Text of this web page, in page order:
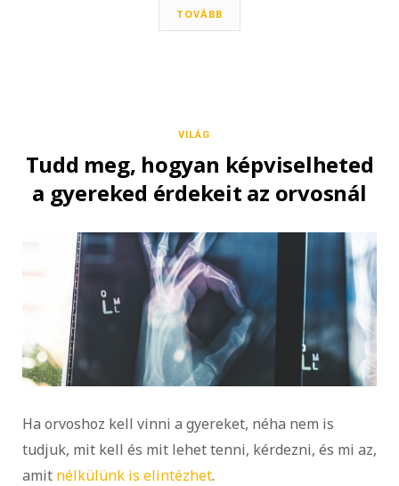
TOVÁBB
VILÁG
Tudd meg, hogyan képviselheted
a gyereked érdekeit az orvosnál
Ha orvoshoz kell vinni a gyereket, néha nem is
tudjuk, mit kell és mit lehet tenni, kérdezni, és mi az,
amit nélkülünk is elintézhet.